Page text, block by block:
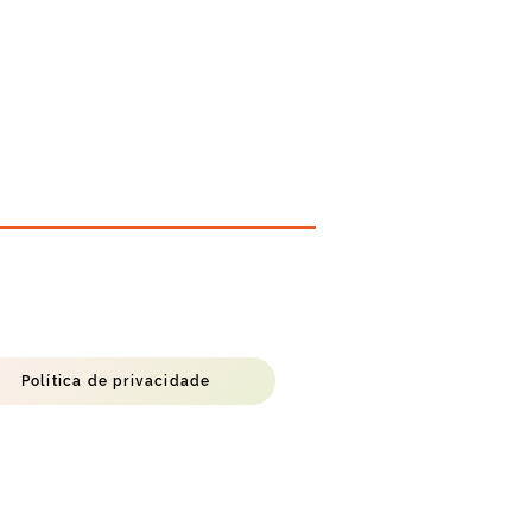
Política de privacidade